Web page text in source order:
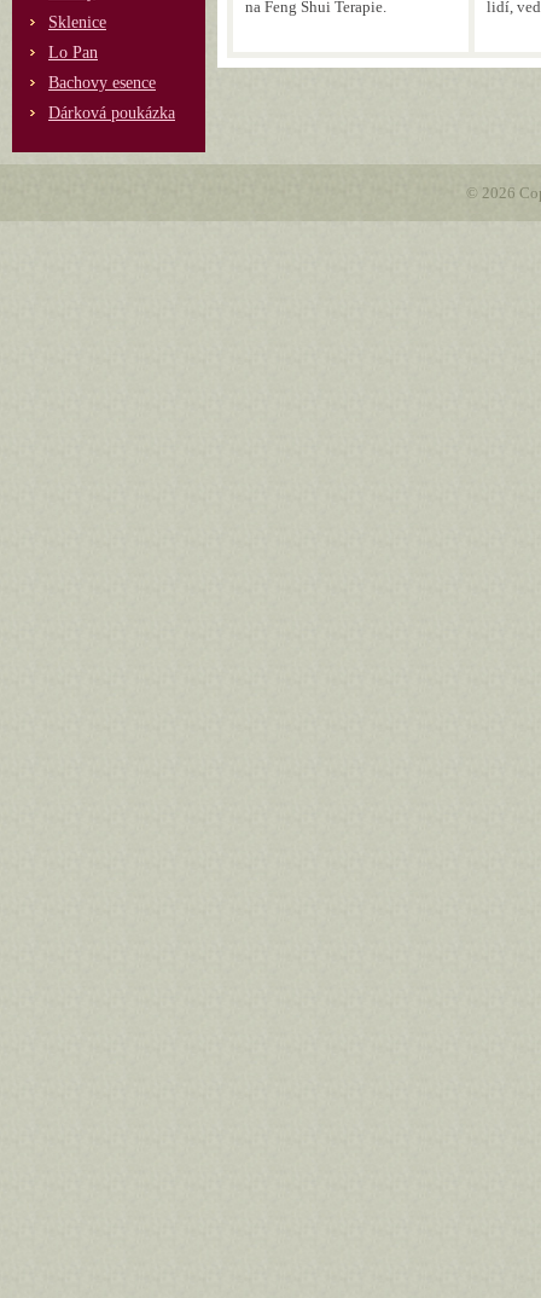
Sklenice
Lo Pan
Bachovy esence
Dárková poukázka
na Feng Shui Terapie.
lidí,
© 2026